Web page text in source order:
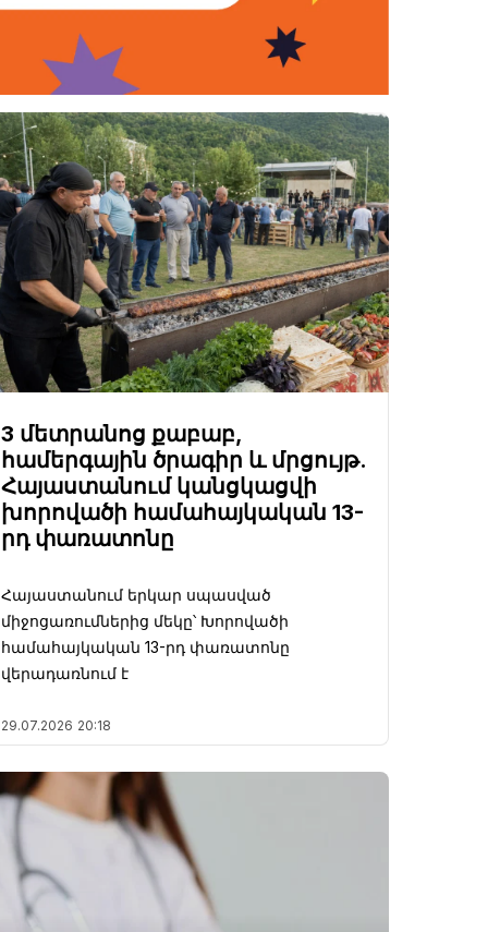
3 մետրանոց քաբաբ,
համերգային ծրագիր և մրցույթ.
Հայաստանում կանցկացվի
խորովածի համահայկական 13-
րդ փառատոնը
Հայաստանում երկար սպասված
միջոցառումներից մեկը՝ Խորովածի
համահայկական 13-րդ փառատոնը
վերադառնում է
29.07.2026 20:18